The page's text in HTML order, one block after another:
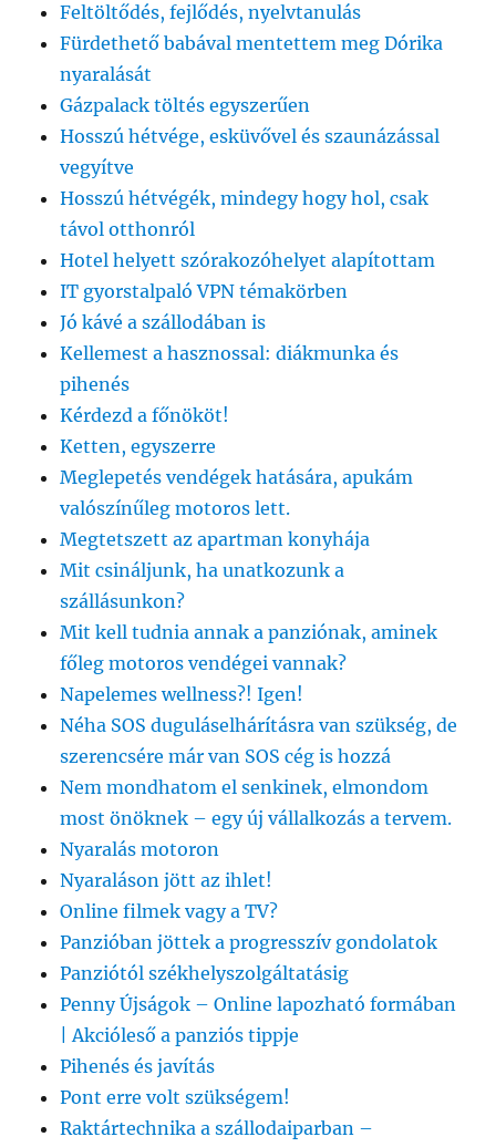
Feltöltődés, fejlődés, nyelvtanulás
Fürdethető babával mentettem meg Dórika
nyaralását
Gázpalack töltés egyszerűen
Hosszú hétvége, esküvővel és szaunázással
vegyítve
Hosszú hétvégék, mindegy hogy hol, csak
távol otthonról
Hotel helyett szórakozóhelyet alapítottam
IT gyorstalpaló VPN témakörben
Jó kávé a szállodában is
Kellemest a hasznossal: diákmunka és
pihenés
Kérdezd a főnököt!
Ketten, egyszerre
Meglepetés vendégek hatására, apukám
valószínűleg motoros lett.
Megtetszett az apartman konyhája
Mit csináljunk, ha unatkozunk a
szállásunkon?
Mit kell tudnia annak a panziónak, aminek
főleg motoros vendégei vannak?
Napelemes wellness?! Igen!
Néha SOS duguláselhárításra van szükség, de
szerencsére már van SOS cég is hozzá
Nem mondhatom el senkinek, elmondom
most önöknek – egy új vállalkozás a tervem.
Nyaralás motoron
Nyaraláson jött az ihlet!
Online filmek vagy a TV?
Panzióban jöttek a progresszív gondolatok
Panziótól székhelyszolgáltatásig
Penny Újságok – Online lapozható formában
| Akcióleső a panziós tippje
Pihenés és javítás
Pont erre volt szükségem!
Raktártechnika a szállodaiparban –